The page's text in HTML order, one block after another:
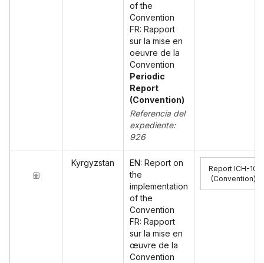
of the
Convention
FR: Rapport
sur la mise en
oeuvre de la
Convention
Periodic
Report
(Convention)
Referencia del
expediente:
926
Kyrgyzstan
EN: Report on
the
implementation
of the
Convention
FR: Rapport
sur la mise en
œuvre de la
Convention
Report ICH-10
(Convention)